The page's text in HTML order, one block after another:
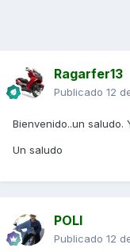
Ragarfer13
Publicado 12
Bienvenido..un saludo.
Un saludo
POLI
Publicado 12